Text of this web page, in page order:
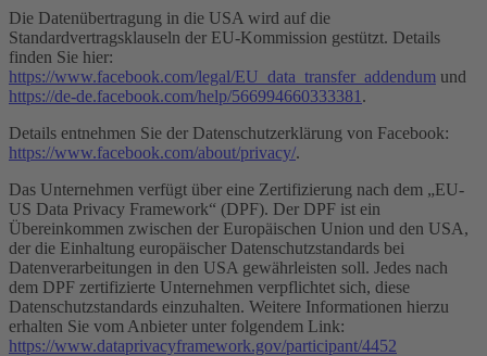
Die Datenübertragung in die USA wird auf die
Standardvertragsklauseln der EU-Kommission gestützt. Details
finden Sie hier:
https://www.facebook.com/legal/EU_data_transfer_addendum und
https://de-de.facebook.com/help/566994660333381 .
Details entnehmen Sie der Datenschutzerklärung von Facebook:
https://www.facebook.com/about/privacy/.
Das Unternehmen verfügt über eine Zertifizierung nach dem „EU-
US Data Privacy Framework“ (DPF). Der DPF ist ein
Übereinkommen zwischen der Europäischen Union und den USA,
der die Einhaltung europäischer Datenschutzstandards bei
Datenverarbeitungen in den USA gewährleisten soll. Jedes nach
dem DPF zertifizierte Unternehmen verpflichtet sich, diese
Datenschutzstandards einzuhalten. Weitere Informationen hierzu
erhalten Sie vom Anbieter unter folgendem Link:
https://www.dataprivacyframework.gov/participant/4452